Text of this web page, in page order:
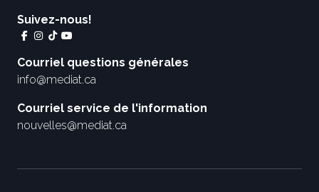
Suivez-nous!
Courriel questions générales
info@mediat.ca
Courriel service de l'information
nouvelles@mediat.ca